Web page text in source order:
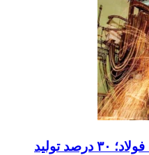
شوک ناترازی انرژی به صنعت فولاد؛ ۳۰ درصد تولید